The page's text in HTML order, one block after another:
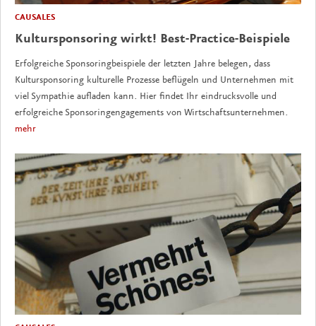
CAUSALES
Kultursponsoring wirkt! Best-Practice-Beispiele
Erfolgreiche Sponsoringbeispiele der letzten Jahre belegen, dass
Kultursponsoring kulturelle Prozesse beflügeln und Unternehmen mit
viel Sympathie aufladen kann. Hier findet Ihr eindrucksvolle und
erfolgreiche Sponsoringengagements von Wirtschaftsunternehmen.
mehr